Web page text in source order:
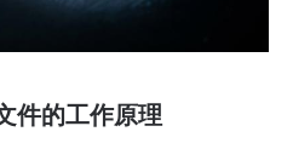
件的工作原理